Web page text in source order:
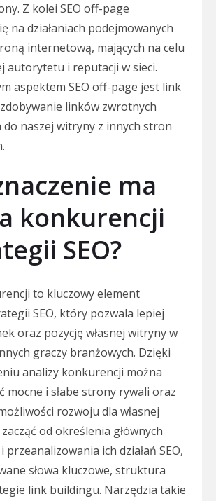
Z kolei SEO off-page
na działaniach podejmowanych
internetową, mających na celu
autorytetu i reputacji w sieci.
aspektem SEO off-page jest link
linków zwrotnych
do naszej witryny z innych stron
ma
konkurencji
SEO?
to kluczowy element
SEO, który pozwala lepiej
oraz pozycję własnej witryny w
graczy branżowych. Dzięki
analizy konkurencji można
mocne i słabe strony rywali oraz
rozwoju dla własnej
od określenia głównych
ich działań SEO,
słowa kluczowe, struktura
link buildingu. Narzędzia takie